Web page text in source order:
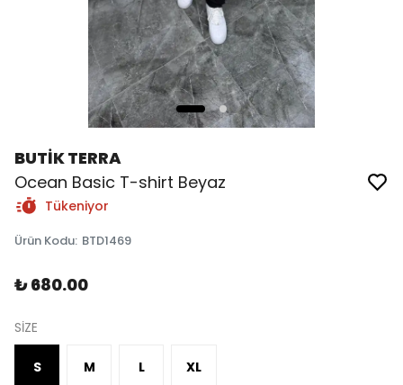
BUTİK TERRA
Ocean Basic T-shirt Beyaz
Tükeniyor
Ürün Kodu: BTD1469
₺ 680.00
SİZE
S M L XL